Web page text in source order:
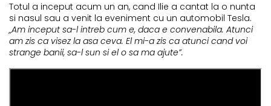
Totul a inceput acum un an, cand Ilie a cantat la o nunta
si nasul sau a venit la eveniment cu un automobil Tesla.
„Am inceput sa-l intreb cum e, daca e convenabila. Atunci
am zis ca visez la asa ceva. El mi-a zis ca atunci cand voi
strange banii, sa-l sun si el o sa ma ajute”.